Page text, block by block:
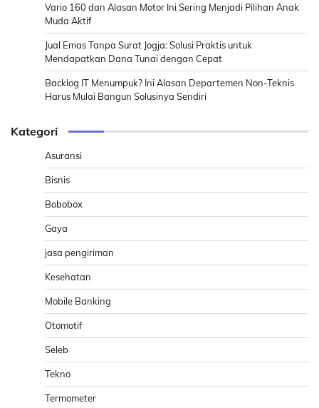
Vario 160 dan Alasan Motor Ini Sering Menjadi Pilihan Anak
Muda Aktif
Jual Emas Tanpa Surat Jogja: Solusi Praktis untuk
Mendapatkan Dana Tunai dengan Cepat
Backlog IT Menumpuk? Ini Alasan Departemen Non-Teknis
Harus Mulai Bangun Solusinya Sendiri
Kategori
Asuransi
Bisnis
Bobobox
Gaya
jasa pengiriman
Kesehatan
Mobile Banking
Otomotif
Seleb
Tekno
Termometer